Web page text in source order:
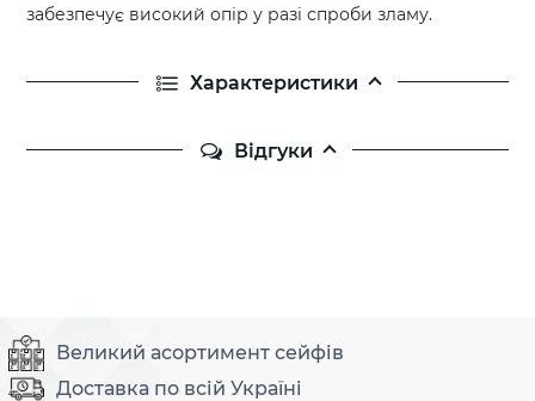
забезпечує високий опір у разі спроби зламу.
Характеристики
Відгуки
Великий асортимент сейфів
Доставка по всій Україні